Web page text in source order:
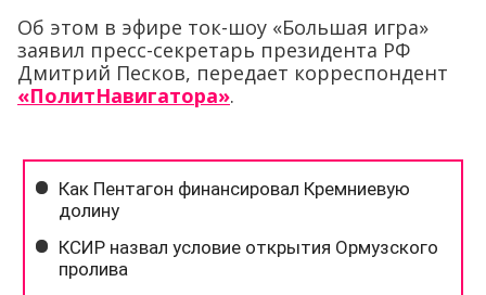
Об этом в эфире ток-шоу «Большая игра»
заявил пресс-секретарь президента РФ
Дмитрий Песков, передает корреспондент
«ПолитНавигатора».